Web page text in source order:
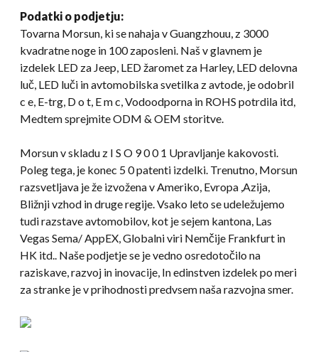
Podatki o podjetju:
Tovarna Morsun, ki se nahaja v Guangzhouu, z 3000
kvadratne noge in 100 zaposleni. Naš v glavnem je
izdelek LED za Jeep, LED žaromet za Harley, LED delovna
luč, LED luči in avtomobilska svetilka z avtode, je odobril
c e, E-trg, D o t, E m c, Vodoodporna in ROHS potrdila itd,
Medtem sprejmite ODM & OEM storitve.
Morsun v skladu z I S O 9 0 0 1 Upravljanje kakovosti.
Poleg tega, je konec 5 0 patenti izdelki. Trenutno, Morsun
razsvetljava je že izvožena v Ameriko, Evropa ,Azija,
Bližnji vzhod in druge regije. Vsako leto se udeležujemo
tudi razstave avtomobilov, kot je sejem kantona, Las
Vegas Sema/ AppEX, Globalni viri Nemčije Frankfurt in
HK itd.. Naše podjetje se je vedno osredotočilo na
raziskave, razvoj in inovacije, In edinstven izdelek po meri
za stranke je v prihodnosti predvsem naša razvojna smer.